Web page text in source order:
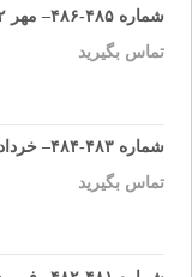
شماره ۴۸۵-۴۸۶– مهر ۱۴۰۲
تماس بگیرید
شماره ۴۸۳-۴۸۴– خرداد ۱۴۰۲
تماس بگیرید